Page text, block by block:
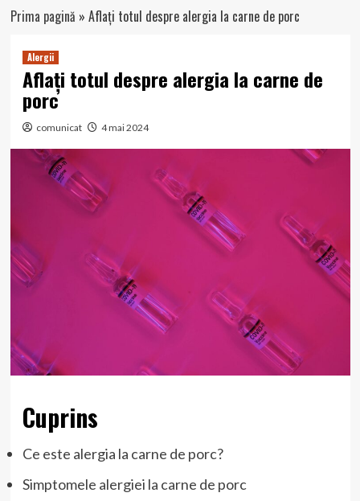
Prima pagină » Aflați totul despre alergia la carne de porc
Alergii
Aflați totul despre alergia la carne de
porc
comunicat 4 mai 2024
Cuprins
Ce este alergia la carne de porc?
Simptomele alergiei la carne de porc